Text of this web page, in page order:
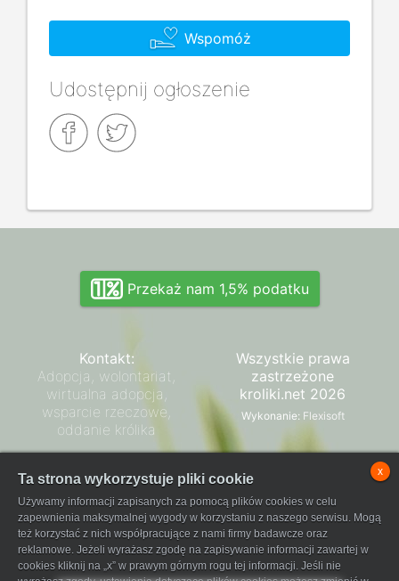
Wspomóż
Udostępnij ogłoszenie
Przekaż nam 1,5% podatku
Kontakt:
Adopcja, wolontariat,
wirtualna adopcja,
wsparcie rzeczowe,
oddanie królika
Regulamin płatności
FaniPay
Wszystkie prawa
zastrzeżone
kroliki.net 2026
Wykonanie: Flexisoft
Ta strona wykorzystuje pliki cookie
Używamy informacji zapisanych za pomocą plików cookies w celu
zapewnienia maksymalnej wygody w korzystaniu z naszego serwisu. Mogą
też korzystać z nich współpracujące z nami firmy badawcze oraz
reklamowe. Jeżeli wyrażasz zgodę na zapisywanie informacji zawartej w
cookies kliknij na „x” w prawym górnym rogu tej informacji. Jeśli nie
x